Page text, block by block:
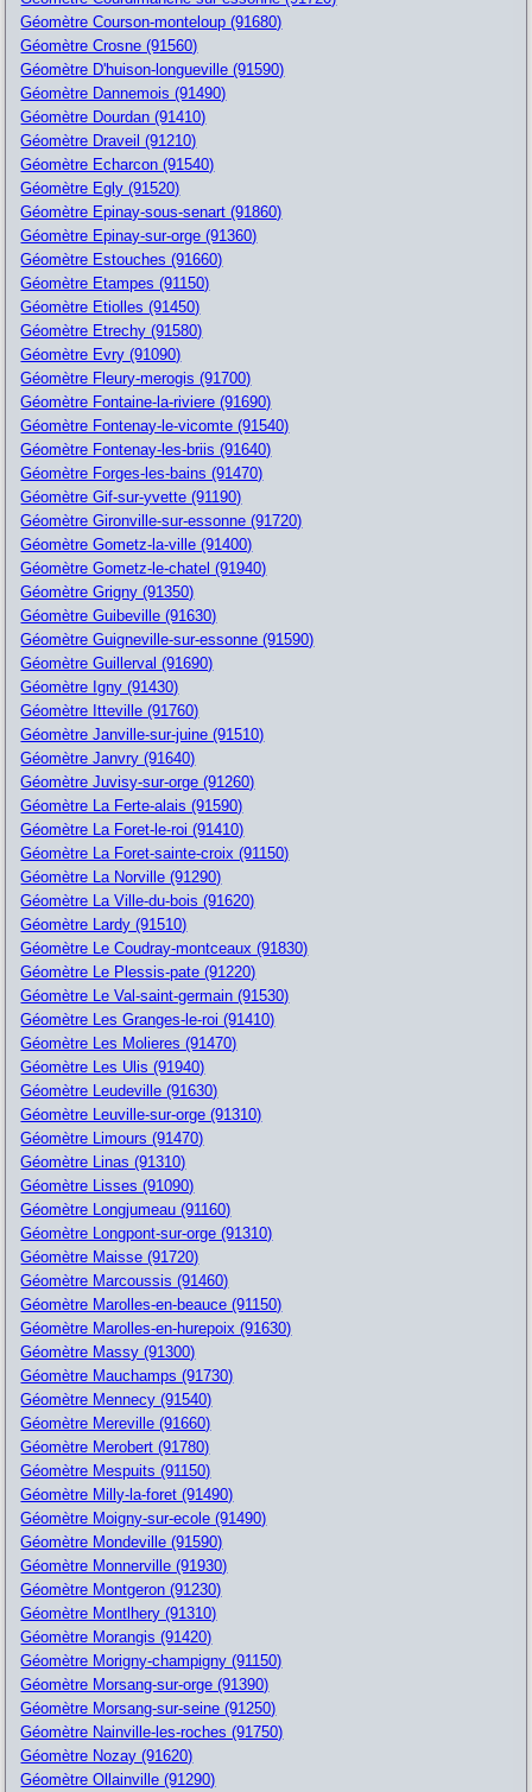
Géomètre Courson-monteloup (91680)
Géomètre Crosne (91560)
Géomètre D'huison-longueville (91590)
Géomètre Dannemois (91490)
Géomètre Dourdan (91410)
Géomètre Draveil (91210)
Géomètre Echarcon (91540)
Géomètre Egly (91520)
Géomètre Epinay-sous-senart (91860)
Géomètre Epinay-sur-orge (91360)
Géomètre Estouches (91660)
Géomètre Etampes (91150)
Géomètre Etiolles (91450)
Géomètre Etrechy (91580)
Géomètre Evry (91090)
Géomètre Fleury-merogis (91700)
Géomètre Fontaine-la-riviere (91690)
Géomètre Fontenay-le-vicomte (91540)
Géomètre Fontenay-les-briis (91640)
Géomètre Forges-les-bains (91470)
Géomètre Gif-sur-yvette (91190)
Géomètre Gironville-sur-essonne (91720)
Géomètre Gometz-la-ville (91400)
Géomètre Gometz-le-chatel (91940)
Géomètre Grigny (91350)
Géomètre Guibeville (91630)
Géomètre Guigneville-sur-essonne (91590)
Géomètre Guillerval (91690)
Géomètre Igny (91430)
Géomètre Itteville (91760)
Géomètre Janville-sur-juine (91510)
Géomètre Janvry (91640)
Géomètre Juvisy-sur-orge (91260)
Géomètre La Ferte-alais (91590)
Géomètre La Foret-le-roi (91410)
Géomètre La Foret-sainte-croix (91150)
Géomètre La Norville (91290)
Géomètre La Ville-du-bois (91620)
Géomètre Lardy (91510)
Géomètre Le Coudray-montceaux (91830)
Géomètre Le Plessis-pate (91220)
Géomètre Le Val-saint-germain (91530)
Géomètre Les Granges-le-roi (91410)
Géomètre Les Molieres (91470)
Géomètre Les Ulis (91940)
Géomètre Leudeville (91630)
Géomètre Leuville-sur-orge (91310)
Géomètre Limours (91470)
Géomètre Linas (91310)
Géomètre Lisses (91090)
Géomètre Longjumeau (91160)
Géomètre Longpont-sur-orge (91310)
Géomètre Maisse (91720)
Géomètre Marcoussis (91460)
Géomètre Marolles-en-beauce (91150)
Géomètre Marolles-en-hurepoix (91630)
Géomètre Massy (91300)
Géomètre Mauchamps (91730)
Géomètre Mennecy (91540)
Géomètre Mereville (91660)
Géomètre Merobert (91780)
Géomètre Mespuits (91150)
Géomètre Milly-la-foret (91490)
Géomètre Moigny-sur-ecole (91490)
Géomètre Mondeville (91590)
Géomètre Monnerville (91930)
Géomètre Montgeron (91230)
Géomètre Montlhery (91310)
Géomètre Morangis (91420)
Géomètre Morigny-champigny (91150)
Géomètre Morsang-sur-orge (91390)
Géomètre Morsang-sur-seine (91250)
Géomètre Nainville-les-roches (91750)
Géomètre Nozay (91620)
Géomètre Ollainville (91290)